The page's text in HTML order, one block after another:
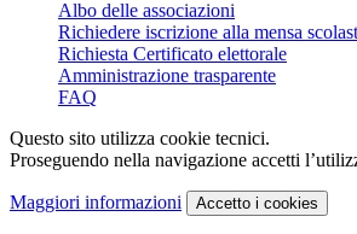
Albo delle associazioni
Richiedere iscrizione alla mensa
Richiesta Certificato elettorale
Amministrazione trasparente
FAQ
Questo sito utilizza cookie tecnici.
Proseguendo nella navigazione accetti
Maggiori informazioni Accetto i cookies